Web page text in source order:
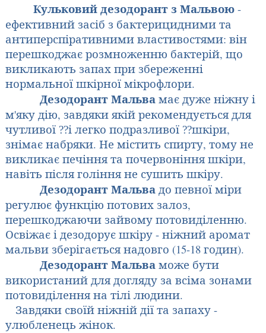
Кульковий дезодорант з Мальвою -
ефективний засіб з бактерицидними та
антиперспіративними властивостями: він
перешкоджає розмноженню бактерій, що
викликають запах при збереженні
нормальної шкірної мікрофлори.
Дезодорант Мальвамає дуже ніжну і
м'яку дію, завдяки якій рекомендується для
чутливої ??і легко подразливої ??шкіри,
знімає набряки. Не містить спирту, тому не
викликає печіння та почервоніння шкіри,
навіть після гоління не сушить шкіру.
Дезодорант Мальвадо певної міри
регулює функцію потових залоз,
перешкоджаючи зайвому потовиділенню.
Освіжає і дезодорує шкіру - ніжний аромат
мальви зберігається надовго (15-18 годин).
Дезодорант Мальваможе бути
використаний для догляду за всіма зонами
потовиділення на тілі людини.
Завдяки своїй ніжній дії та запаху -
улюбленець жінок.